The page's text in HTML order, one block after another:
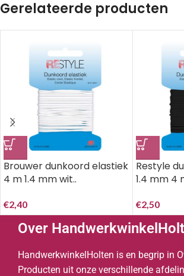
Gerelateerde producten
Brouwer dunkoord elastiek
4 m 1.4 mm wit..
€2,40
Restyle
1.4 mm 4
€2,50
Over
HandwerkwinkelHolten is en begrip in
Producten uit onze verschillende